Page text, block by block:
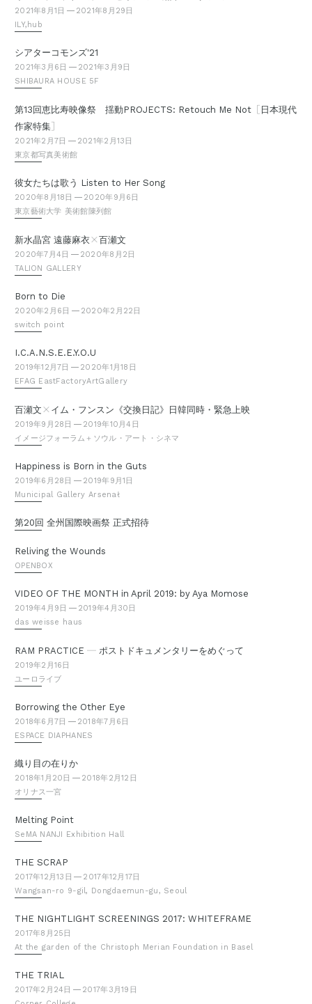
2021年8月1日
2021年8月29日
ILY,hub
シアターコモンズ'21
2021年3月6日
2021年3月9日
SHIBAURA HOUSE 5F
第13回恵比寿映像祭 揺動PROJECTS: Retouch Me Not ［ 日本現代
作家特集］
2021年2月7日
2021年2月13日
東京都写真美術館
彼女たちは歌う Listen to Her Song
2020年8月18日
2020年9月6日
東京藝術大学 美術館陳列館
新水晶宮 遠藤麻衣 ×百瀬文
2020年7月4日
2020年8月2日
TALION GALLERY
Born to Die
2020年2月6日
2020年2月22日
switch point
I.C.A.N.S.E.E.Y.O.U
2019年12月7日
2020年1月18日
EFAG EastFactoryArtGallery
百瀬文 × イム・フンスン《交換日記》日韓同時・緊急上映
2019年9月28日
2019年10月4日
イメージフォーラム＋ソウル・アート・シネマ
Happiness is Born in the Guts
2019年6月28日
2019年9月1日
Municipal Gallery Arsenał
第20回 全州国際映画祭 正式招待
Reliving the Wounds
OPENBOX
VIDEO OF THE MONTH in April 2019: by Aya Momose
2019年4月9日
2019年4月30日
das weisse haus
RAM PRACTICE — ポストドキュメンタリーをめぐって
2019年2月16日
ユーロライブ
Borrowing the Other Eye
2018年6月7日
2018年7月6日
ESPACE DIAPHANES
織り目の在りか
2018年1月20日
2018年2月12日
オリナス一宮
Melting Point
SeMA NANJI Exhibition Hall
THE SCRAP
2017年12月13日
2017年12月17日
Wangsan-ro 9-gil, Dongdaemun-gu, Seoul
THE NIGHTLIGHT SCREENINGS 2017: WHITEFRAME
2017年8月25日
At the garden of the Christoph Merian Foundation in Basel
THE TRIAL
2017年2月24日
2017年3月19日